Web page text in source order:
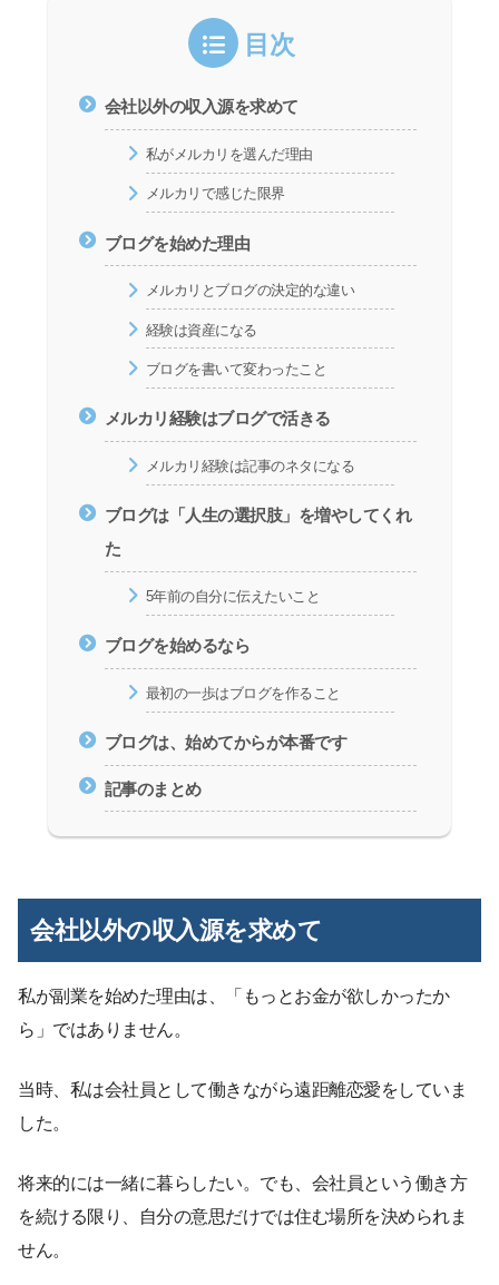
目次
会社以外の収入源を求めて
私がメルカリを選んだ理由
メルカリで感じた限界
ブログを始めた理由
メルカリとブログの決定的な違い
経験は資産になる
ブログを書いて変わったこと
メルカリ経験はブログで活きる
メルカリ経験は記事のネタになる
ブログは「人生の選択肢」を増やしてくれ
た
5年前の自分に伝えたいこと
ブログを始めるなら
最初の一歩はブログを作ること
ブログは、始めてからが本番です
記事のまとめ
会社以外の収入源を求めて
私が副業を始めた理由は、「もっとお金が欲しかったか
ら」ではありません。
当時、私は会社員として働きながら遠距離恋愛をしていま
した。
将来的には一緒に暮らしたい。でも、会社員という働き方
を続ける限り、自分の意思だけでは住む場所を決められま
せん。